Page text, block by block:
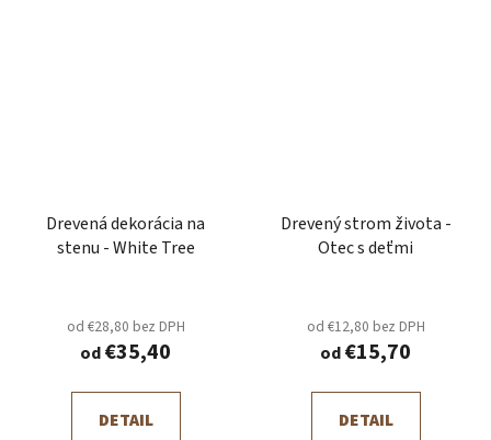
Drevená dekorácia na
stenu - White Tree
od €28,80 bez DPH
od€35,40
DETAIL
Drevený strom života -
Otec s deťmi
od €12,80 bez DPH
od€15,70
DETAIL